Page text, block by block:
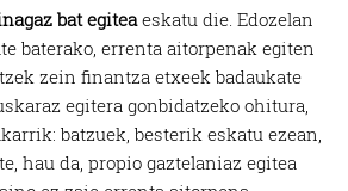
bat egiteaeskatu die. Edozelan
baterako, errenta aitorpenak egiten
zein finantza etxeek badaukate
egitera gonbidatzeko ohitura,
batzuek, besterik eskatu ezean,
hau da, propio gaztelaniaz egitea